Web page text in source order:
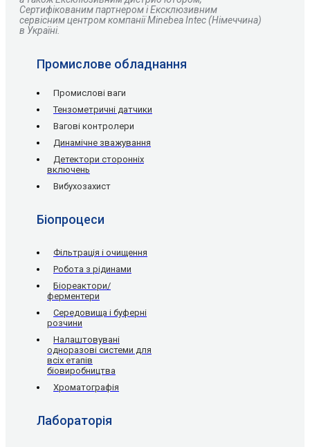
Сертифікованим партнером і Ексклюзивним
сервісним центром компанії Minebea Intec (Німеччина)
в Україні.
Промислове обладнання
Промислові ваги
Тензометричні датчики
Вагові контролери
Динамічне зважування
Детектори сторонніх
включень
Вибухозахист
Біопроцеси
Фільтрація і очищення
Робота з рідинами
Біореактори/
ферментери
Середовища і буферні
розчини
Налаштовувані
одноразові системи для
всіх етапів
біовиробництва
Хроматографія
Лабораторія